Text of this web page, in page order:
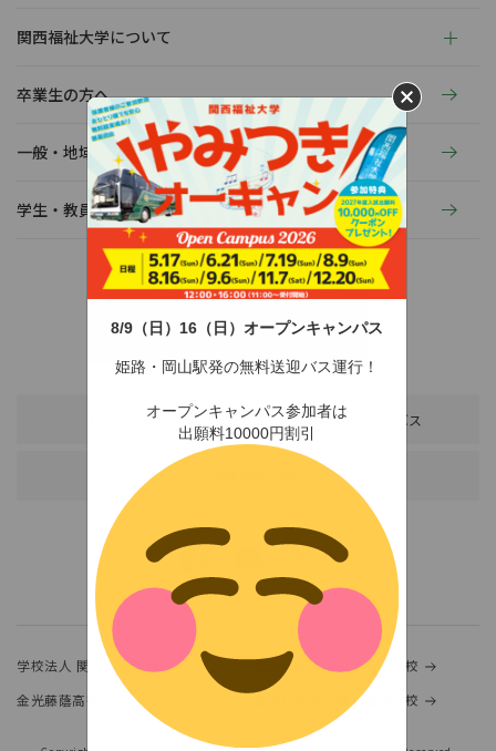
8/9（日）16（日）オープンキャンパス
姫路・岡山駅発の無料送迎バス運行！
オープンキャンパス参加者は
出願料10000円割引
関西福祉大学について
卒業生の方へ
一般・地域の方へ
学生・教員の活動
〒678-0255 兵庫県赤穂市新田380-3
TEL：0791-46-2525（代）FAX：0791-46-2526
アクセス スクールバス
学校法人 関西金光学園
金光大阪中学校・高等学校
金光藤蔭高等学校
金光八尾中学校・高等学校